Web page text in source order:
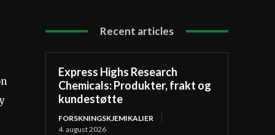
Recent articles
Express Highs Research
Chemicals: Produkter, frakt og
kundestøtte
FORSKNINGSKJEMIKALIER
4. august 2026